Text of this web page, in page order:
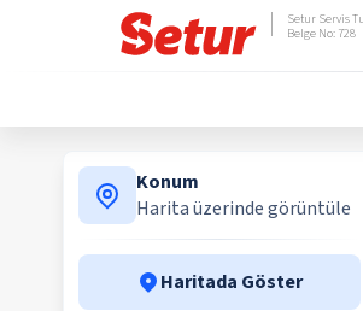
Setur Servis
Belge No: 728
Konum
Harita üzerinde görüntüle
Haritada Göster